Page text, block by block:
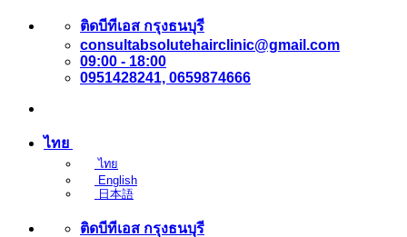
ข้าม
ติดบีทีเอส กรุงธนบุรี
consultabsolutehairclinic@gmail.com
09:00 - 18:00
0951428241, 0659874666
ไทย
ไทย
English
日本語
ติดบีทีเอส กรุงธนบุรี